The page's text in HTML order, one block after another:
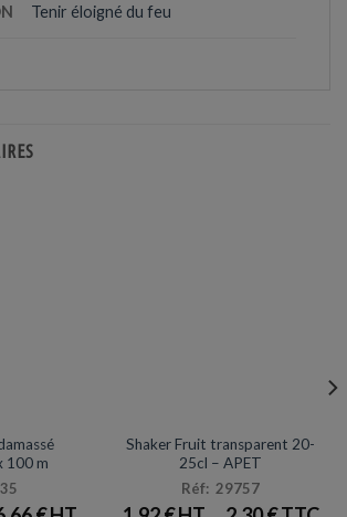
Tenir éloigné du feu
Promotion
100 m
Prix en baisse
Shaker Fruit transparent 20-
25cl – APET
Réf: 29757